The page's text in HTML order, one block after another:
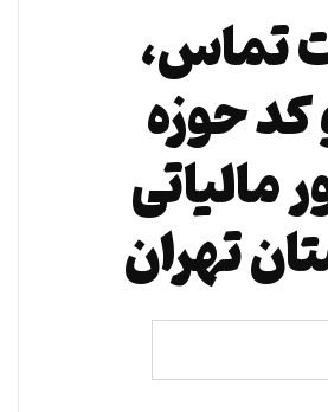
تماس،
حوزه
مالیاتی
تهران